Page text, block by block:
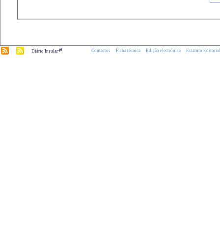
Diário Insular.pt Contactos Ficha técnica Edição electrónica Estatuto Editorial